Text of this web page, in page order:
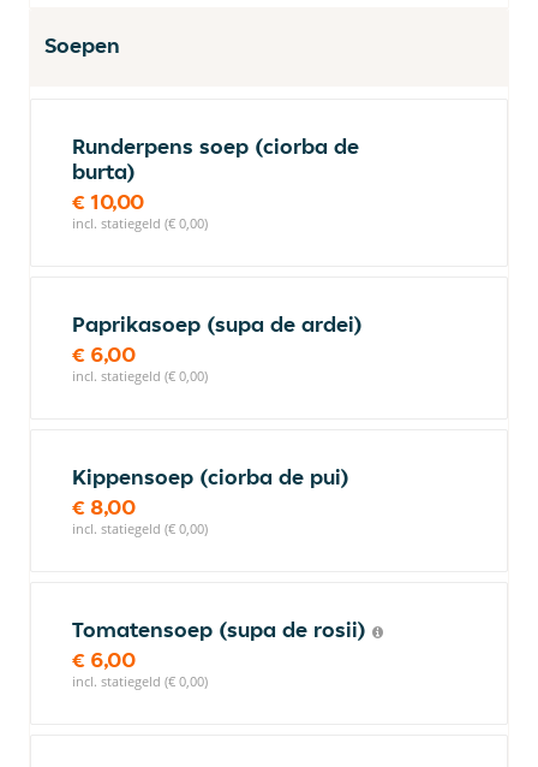
Soepen
Runderpens soep (ciorba de
burta)
€ 10,00
incl. statiegeld (€ 0,00)
Paprikasoep (supa de ardei)
€ 6,00
incl. statiegeld (€ 0,00)
Kippensoep (ciorba de pui)
€ 8,00
incl. statiegeld (€ 0,00)
Tomatensoep (supa de rosii)
€ 6,00
incl. statiegeld (€ 0,00)